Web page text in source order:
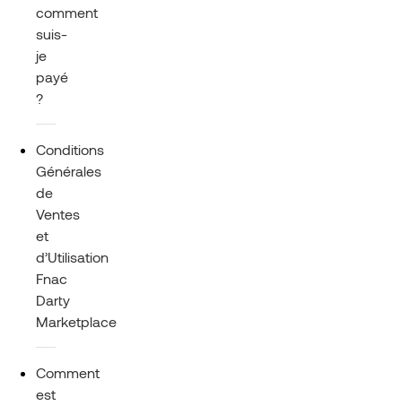
comment
suis-
je
payé
?
Conditions
Générales
de
Ventes
et
d’Utilisation
Fnac
Darty
Marketplace
Comment
est